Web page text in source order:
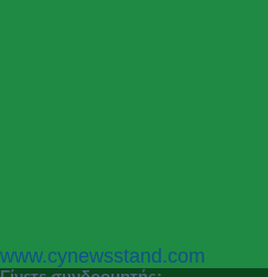
PN
www.cynewsstand.com